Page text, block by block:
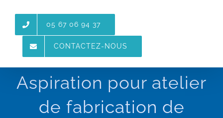
05 67 06 94 37
CONTACTEZ-NOUS
Aspiration pour atelier
de fabrication de